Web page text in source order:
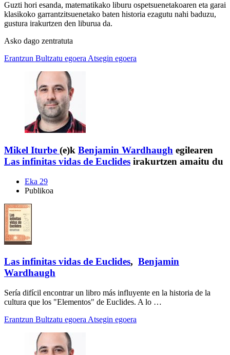
Guzti hori esanda, matematikako liburu ospetsuenetakoaren eta garai
klasikoko garrantzitsuenetako baten historia ezagutu nahi baduzu,
gustura irakurtzen den liburua da.
Asko dago zentratuta
Erantzun Bultzatu egoera Atsegin egoera
Mikel Iturbe (e)k Benjamin Wardhaugh egilearen
Las infinitas vidas de Euclides irakurtzen amaitu du
Eka 29
Publikoa
Las infinitas vidas de Euclides, Benjamin
Wardhaugh
Sería difícil encontrar un libro más influyente en la historia de la
cultura que los "Elementos" de Euclides. A lo …
Erantzun Bultzatu egoera Atsegin egoera